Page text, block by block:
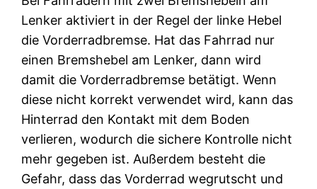
Lenker aktiviert in der Regel der linke Hebel
die Vorderradbremse. Hat das Fahrrad nur
einen Bremshebel am Lenker, dann wird
damit die Vorderradbremse betätigt. Wenn
diese nicht korrekt verwendet wird, kann das
Hinterrad den Kontakt mit dem Boden
verlieren, wodurch die sichere Kontrolle nicht
mehr gegeben ist. Außerdem besteht die
Gefahr, dass das Vorderrad wegrutscht und